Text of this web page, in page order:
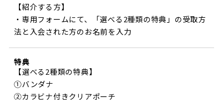
【紹介する方】
・専用フォームにて、「選べる2種類の特典」の受取方
法と入会された方のお名前を入力
特典
【選べる2種類の特典】
①バンダナ
②カラビナ付きクリアポーチ